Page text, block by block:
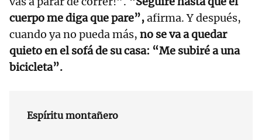
cuerpo me diga que pare”,afirma. Y después,
cuando ya no pueda más, no se va a quedar
quieto en el sofá de su casa: “Me subiré a una
bicicleta”.
Espíritu montañero